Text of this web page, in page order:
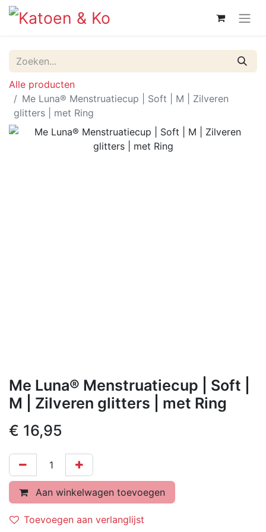
Alle producten
Me Luna® Menstruatiecup | Soft | M | Zilveren
glitters | met Ring
Me Luna® Menstruatiecup | Soft |
M | Zilveren glitters | met Ring
€ 16,95
Aan winkelwagen toevoegen
Toevoegen aan verlanglijst